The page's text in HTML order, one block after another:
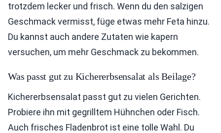
trotzdem lecker und frisch. Wenn du den salzigen
Geschmack vermisst, füge etwas mehr Feta hinzu.
Du kannst auch andere Zutaten wie kapern
versuchen, um mehr Geschmack zu bekommen.
Was passt gut zu Kichererbsensalat als Beilage?
Kichererbsensalat passt gut zu vielen Gerichten.
Probiere ihn mit gegrilltem Hühnchen oder Fisch.
Auch frisches Fladenbrot ist eine tolle Wahl. Du